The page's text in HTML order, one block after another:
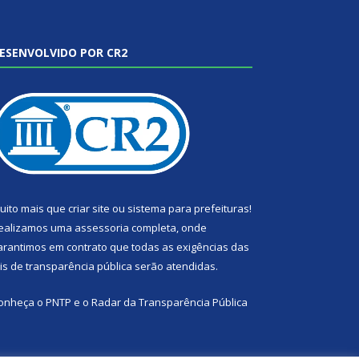
POR CR2
mais que criar site ou sistema para prefeituras!
uma assessoria completa, onde
em contrato que todas as exigências das
de transparência pública serão atendidas.
o PNTP e o Radar da Transparência Pública